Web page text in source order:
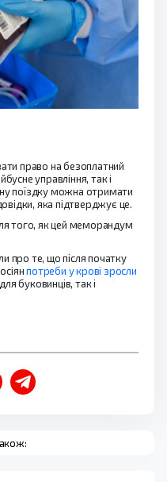
право на безоплатний
управління, так і
поїздку можна отримати
яка підтверджує це.
того, як цей меморандум
про те, що після початку
потреби у крові зросли
буковинців, так і